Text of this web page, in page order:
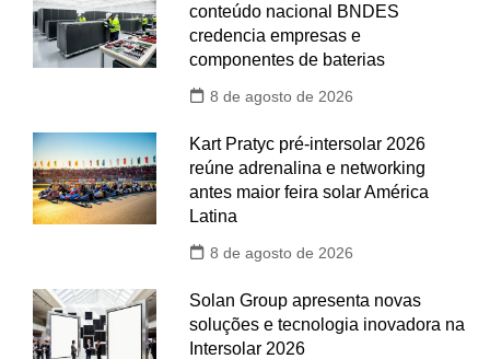
conteúdo nacional BNDES
credencia empresas e
componentes de baterias
8 de agosto de 2026
Kart Pratyc pré-intersolar 2026
reúne adrenalina e networking
antes maior feira solar América
Latina
8 de agosto de 2026
Solan Group apresenta novas
soluções e tecnologia inovadora na
Intersolar 2026